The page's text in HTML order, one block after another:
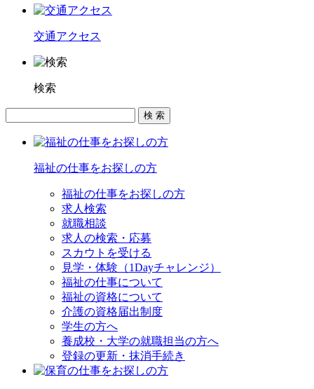
交通アクセス
検索
福祉の仕事をお探しの方
福祉の仕事をお探しの方
求人検索
就職相談
求人の検索・応募
スカウトを受ける
見学・体験（1Dayチャレンジ）
福祉の仕事について
福祉の資格について
介護の資格届出制度
学生の方へ
養成校・大学の就職担当の方へ
登録の更新・抹消手続き